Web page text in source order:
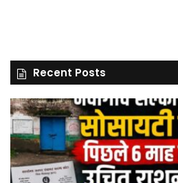
Recent Posts